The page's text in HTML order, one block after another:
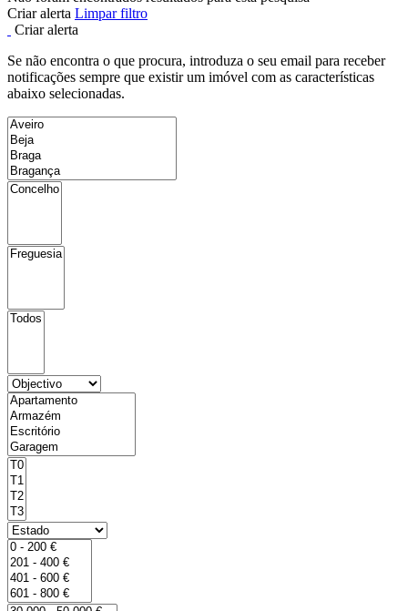
Criar alerta Limpar filtro
Criar alerta
Se não encontra o que procura, introduza o seu email para receber
notificações sempre que existir um imóvel com as características
abaixo selecionadas.